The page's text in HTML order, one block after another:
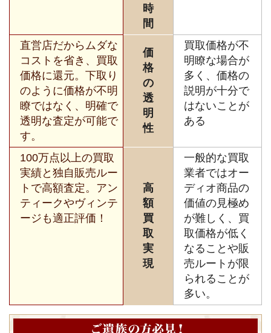
時
間
直営店だからムダな
コストを省き、買取
価格に還元。下取り
のように価格が不明
瞭ではなく、明確で
透明な査定が可能で
す。
価
格
の
透
明
性
買取価格が不
明瞭な場合が
多く、価格の
説明が十分で
はないことが
ある
100万点以上の買取
実績と独自販売ルー
トで高額査定。アン
ティークやヴィンテ
ージも適正評価！
高
額
買
取
実
現
一般的な買取
業者ではオー
ディオ商品の
価値の見極め
が難しく、買
取価格が低く
なることや販
売ルートが限
られることが
多い。